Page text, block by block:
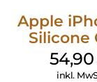
Apple
Silicone
MagSafe
54,90
inkl.